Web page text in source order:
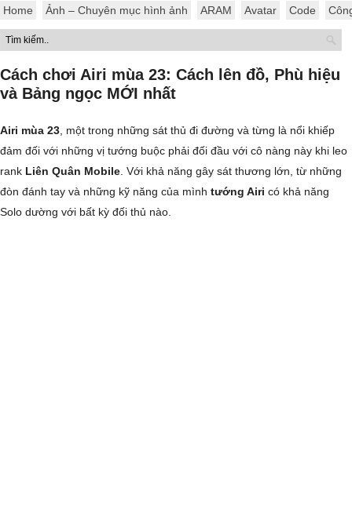
Home Ảnh – Chuyên mục hình ảnh ARAM Avatar Code
Cách chơi Airi mùa 23: Cách lên đồ, Phù hiệu
và Bảng ngọc MỚI nhất
Airi mùa 23 , một trong những sát thủ đi đường và từng là nổi khiếp
đảm đối với những vị tướng buộc phải đối đầu với cô nàng này khi leo
rank Liên Quân Mobile . Với khả năng gây sát thương lớn, từ những
đòn đánh tay và những kỹ năng của mình tướng Airi có khả năng
Solo dường với bất kỳ đối thủ nào.